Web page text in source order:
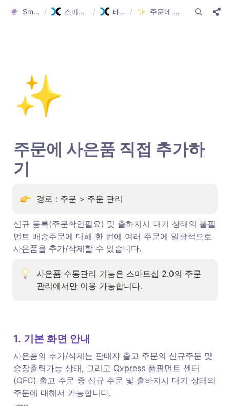
Smartship Guide / 스마트십 가이드(한글) / 배송주문 관리 / 주문에 사은품 직접 추가하기
✨
주문에 사은품 직접 추가하
기
경로 : 주문 > 주문 관리
신규 등록(주문확인필요) 및 출하지시 대기 상태의 풀필
먼트 배송주문에 대해 한 번에 여러 주문에 일괄적으로
사은품을 추가/삭제할 수 있습니다.
사은품 수동관리 기능은 스마트십 2.0의 주문
관리에서만 이용 가능합니다.
1. 기본 화면 안내
사은품의 추가/삭제는 판매자 출고 주문의 신규주문 및
송장출력가능 상태, 그리고 Qxpress 풀필먼트 센터
(QFC) 출고 주문 중 신규 주문 및 출하지시 대기 상태의
주문에 대해서 가능합니다.